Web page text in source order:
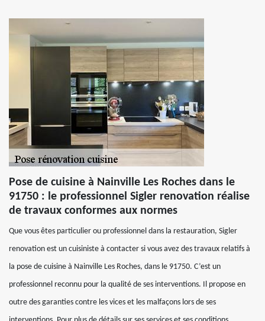
Pose de cuisine à Nainville Les Roches dans le
91750 : le professionnel Sigler renovation réalise
de travaux conformes aux normes
Que vous êtes particulier ou professionnel dans la restauration, Sigler
renovation est un cuisiniste à contacter si vous avez des travaux relatifs à
la pose de cuisine à Nainville Les Roches, dans le 91750. C’est un
professionnel reconnu pour la qualité de ses interventions. Il propose en
outre des garanties contre les vices et les malfaçons lors de ses